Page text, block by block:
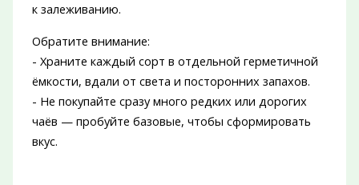
к залеживанию.
Обратите внимание:
- Храните каждый сорт в отдельной герметичной
ёмкости, вдали от света и посторонних запахов.
- Не покупайте сразу много редких или дорогих
чаёв — пробуйте базовые, чтобы сформировать
вкус.